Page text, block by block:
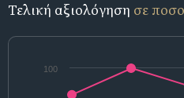
Τελική αξιολόγηση σε
100